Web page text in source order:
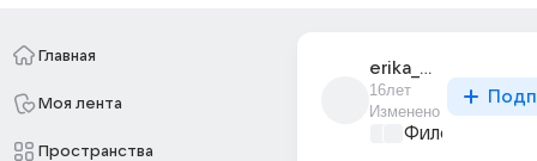
Главная
Моя лента
Пространства
erika_esh
16лет
Изменено
Философский